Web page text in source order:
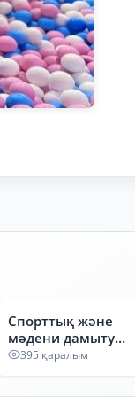
Спорттық және
мәдени дамыту
орталығы
395 қаралым